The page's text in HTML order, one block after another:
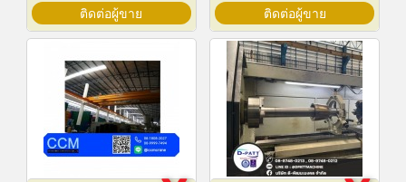
ติดต่อผู้ขาย ติดต่อผู้ขาย